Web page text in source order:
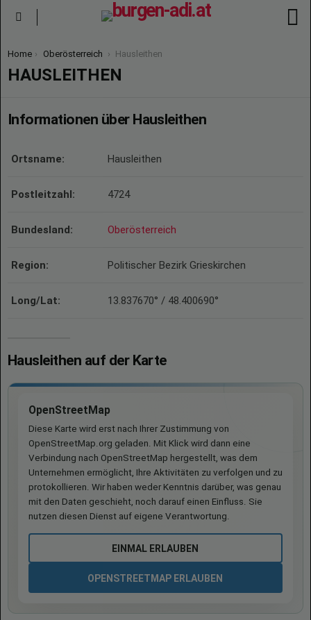
You are here:
Home Oberösterreich Hausleithen
HAUSLEITHEN
Informationen über Hausleithen
Ortsname: Hausleithen
Postleitzahl: 4724
Bundesland: Oberösterreich
Region: Politischer Bezirk Grieskirchen
Long/Lat: 13.837670° / 48.400690°
Hausleithen auf der Karte
OpenStreetMap
Diese Karte wird erst nach Ihrer Zustimmung von
OpenStreetMap.org geladen. Mit Klick wird dann eine
Verbindung nach OpenStreetMap hergestellt, was dem
Unternehmen ermöglicht, Ihre Aktivitäten zu verfolgen und zu
protokollieren. Wir haben weder Kenntnis darüber, was genau
mit den Daten geschieht, noch darauf einen Einfluss. Sie
nutzen diesen Dienst auf eigene Verantwortung.
EINMAL ERLAUBEN
OPENSTREETMAP ERLAUBEN